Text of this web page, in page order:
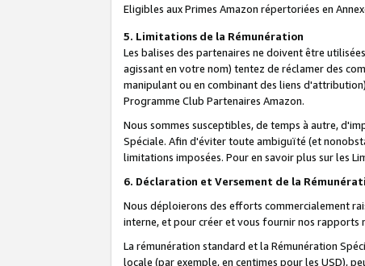
Eligibles aux Primes Amazon répertoriées en
5. Limitations de la Rémunération
Les balises des partenaires ne doivent être
agissant en votre nom) tentez de réclamer des
manipulant ou en combinant des liens
Programme Club Partenaires Amazon.
Nous sommes susceptibles, de temps à autre,
Spéciale. Afin d'éviter toute ambiguïté (et
limitations imposées. Pour en savoir plus sur les
6. Déclaration et Versement de la
Nous déploierons des efforts commercialement
interne, et pour créer et vous fournir nos rapports
La rémunération standard et la Rémunération
locale (par exemple, en centimes pour les USD),